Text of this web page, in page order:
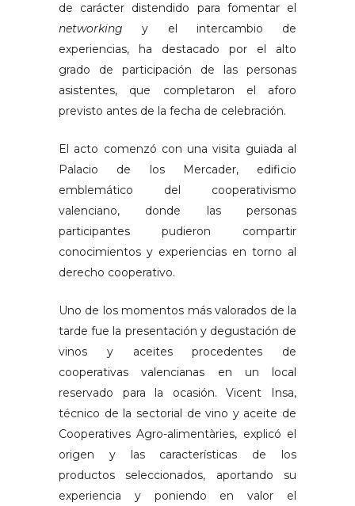
de carácter distendido para fomentar el
networking y el intercambio de
experiencias, ha destacado por el alto
grado de participación de las personas
asistentes, que completaron el aforo
previsto antes de la fecha de celebración.
El acto comenzó con una visita guiada al
Palacio de los Mercader, edificio
emblemático del cooperativismo
valenciano, donde las personas
participantes pudieron compartir
conocimientos y experiencias en torno al
derecho cooperativo.
Uno de los momentos más valorados de la
tarde fue la presentación y degustación de
vinos y aceites procedentes de
cooperativas valencianas en un local
reservado para la ocasión. Vicent Insa,
técnico de la sectorial de vino y aceite de
Cooperatives Agro-alimentàries, explicó el
origen y las características de los
productos seleccionados, aportando su
experiencia y poniendo en valor el